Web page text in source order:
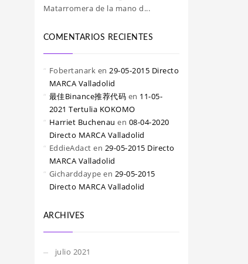
Matarromera de la mano d...
COMENTARIOS RECIENTES
Fobertanark en 29-05-2015 Directo
MARCA Valladolid
最佳Binance推荐代码 en 11-05-
2021 Tertulia KOKOMO
Harriet Buchenau en 08-04-2020
Directo MARCA Valladolid
EddieAdact en 29-05-2015 Directo
MARCA Valladolid
Gicharddaype en 29-05-2015
Directo MARCA Valladolid
ARCHIVES
julio 2021